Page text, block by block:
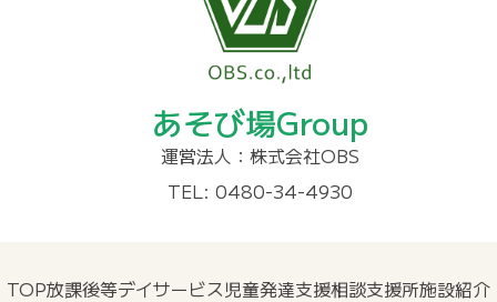
あそび場Group
運営法人：株式会社OBS
TEL: 0480-34-4930
TOP放課後等デイサービス児童発達支援相談支援所施設紹介